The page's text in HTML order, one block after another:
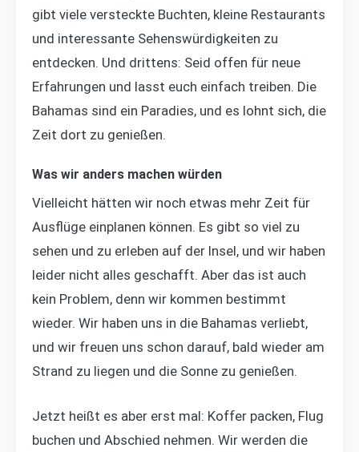
gibt viele versteckte Buchten, kleine Restaurants
und interessante Sehenswürdigkeiten zu
entdecken. Und drittens: Seid offen für neue
Erfahrungen und lasst euch einfach treiben. Die
Bahamas sind ein Paradies, und es lohnt sich, die
Zeit dort zu genießen.
Was wir anders machen würden
Vielleicht hätten wir noch etwas mehr Zeit für
Ausflüge einplanen können. Es gibt so viel zu
sehen und zu erleben auf der Insel, und wir haben
leider nicht alles geschafft. Aber das ist auch
kein Problem, denn wir kommen bestimmt
wieder. Wir haben uns in die Bahamas verliebt,
und wir freuen uns schon darauf, bald wieder am
Strand zu liegen und die Sonne zu genießen.
Jetzt heißt es aber erst mal: Koffer packen, Flug
buchen und Abschied nehmen. Wir werden die